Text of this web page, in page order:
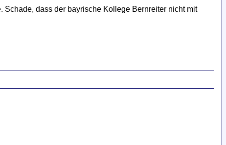
dass der bayrische Kollege Bernreiter nicht mit